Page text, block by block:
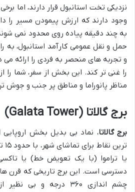
نزدیکی تخت استانبول قرار دارند، اما
وجود دارند که ارزش پیمودن مسیر را
به چند دقیقه پیاده روی محدود نمی
حمل و نقل عمومی کارآمد استانبول، به
و تجربه های منحصر به فردی را ارائه
را غنی تر کند. این بخش از سفر، شما
مناظر پانوراما و مناطق پر جنب و جوش
برج گالاتا (Galata Tower)
برج گالاتا، نماد بی بدیل بخش اروپایی
یا تراموا (با یک تعویض خط) یا
دسترسی است. این برج تاریخی که قرن ها
چشم اندازی ۳۶۰ درجه و